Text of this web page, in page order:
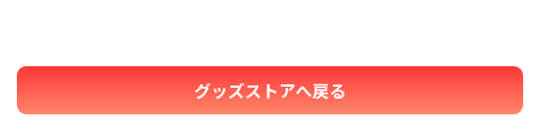
グッズストアへ戻る